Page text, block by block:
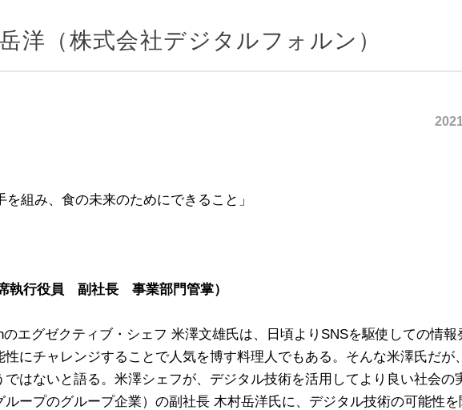
洋（株式会社デジタルフォルン）
組み、食の未来のためにできること」
執行役員 副社長 事業部門管掌）
エグゼクティブ・シェフ 米澤文雄氏は、日頃よりSNSを駆使しての情報
にチャレンジすることで人気を博す料理人でもある。そんな米澤氏だが
はないと語る。米澤シェフが、デジタル技術を活用してより良い社会の
ープのグループ企業）の副社長 木村岳洋氏に、デジタル技術の可能性を